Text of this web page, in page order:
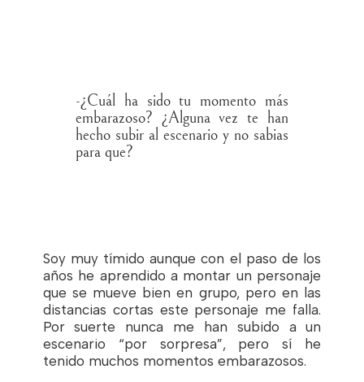
-¿Cuál ha sido tu momento más
embarazoso? ¿Alguna vez te han
hecho subir al escenario y no sabias
para que?
Soy muy tímido aunque con el paso de los
años he aprendido a montar un personaje
que se mueve bien en grupo, pero en las
distancias cortas este personaje me falla.
Por suerte nunca me han subido a un
escenario “por sorpresa”, pero sí he
tenido muchos momentos embarazosos.